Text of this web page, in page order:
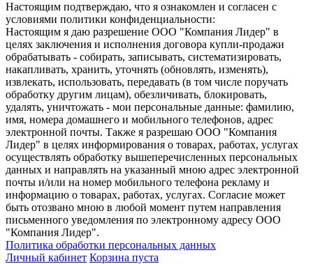
Настоящим подтверждаю, что я ознакомлен и согласен с
условиями политики конфиденциальности:
Настоящим я даю разрешение ООО "Компания Лидер" в
целях заключения и исполнения договора купли-продажи
обрабатывать - собирать, записывать, систематизировать,
накапливать, хранить, уточнять (обновлять, изменять),
извлекать, использовать, передавать (в том числе поручать
обработку другим лицам), обезличивать, блокировать,
удалять, уничтожать - мои персональные данные: фамилию,
имя, номера домашнего и мобильного телефонов, адрес
электронной почты. Также я разрешаю ООО "Компания
Лидер" в целях информирования о товарах, работах, услугах
осуществлять обработку вышеперечисленных персональных
данных и направлять на указанный мною адрес электронной
почты и/или на номер мобильного телефона рекламу и
информацию о товарах, работах, услугах. Согласие может
быть отозвано мною в любой момент путем направления
письменного уведомления по электронному адресу ООО
"Компания Лидер".
Политика обработки персональных данных
Личный кабинет Корзина пуста